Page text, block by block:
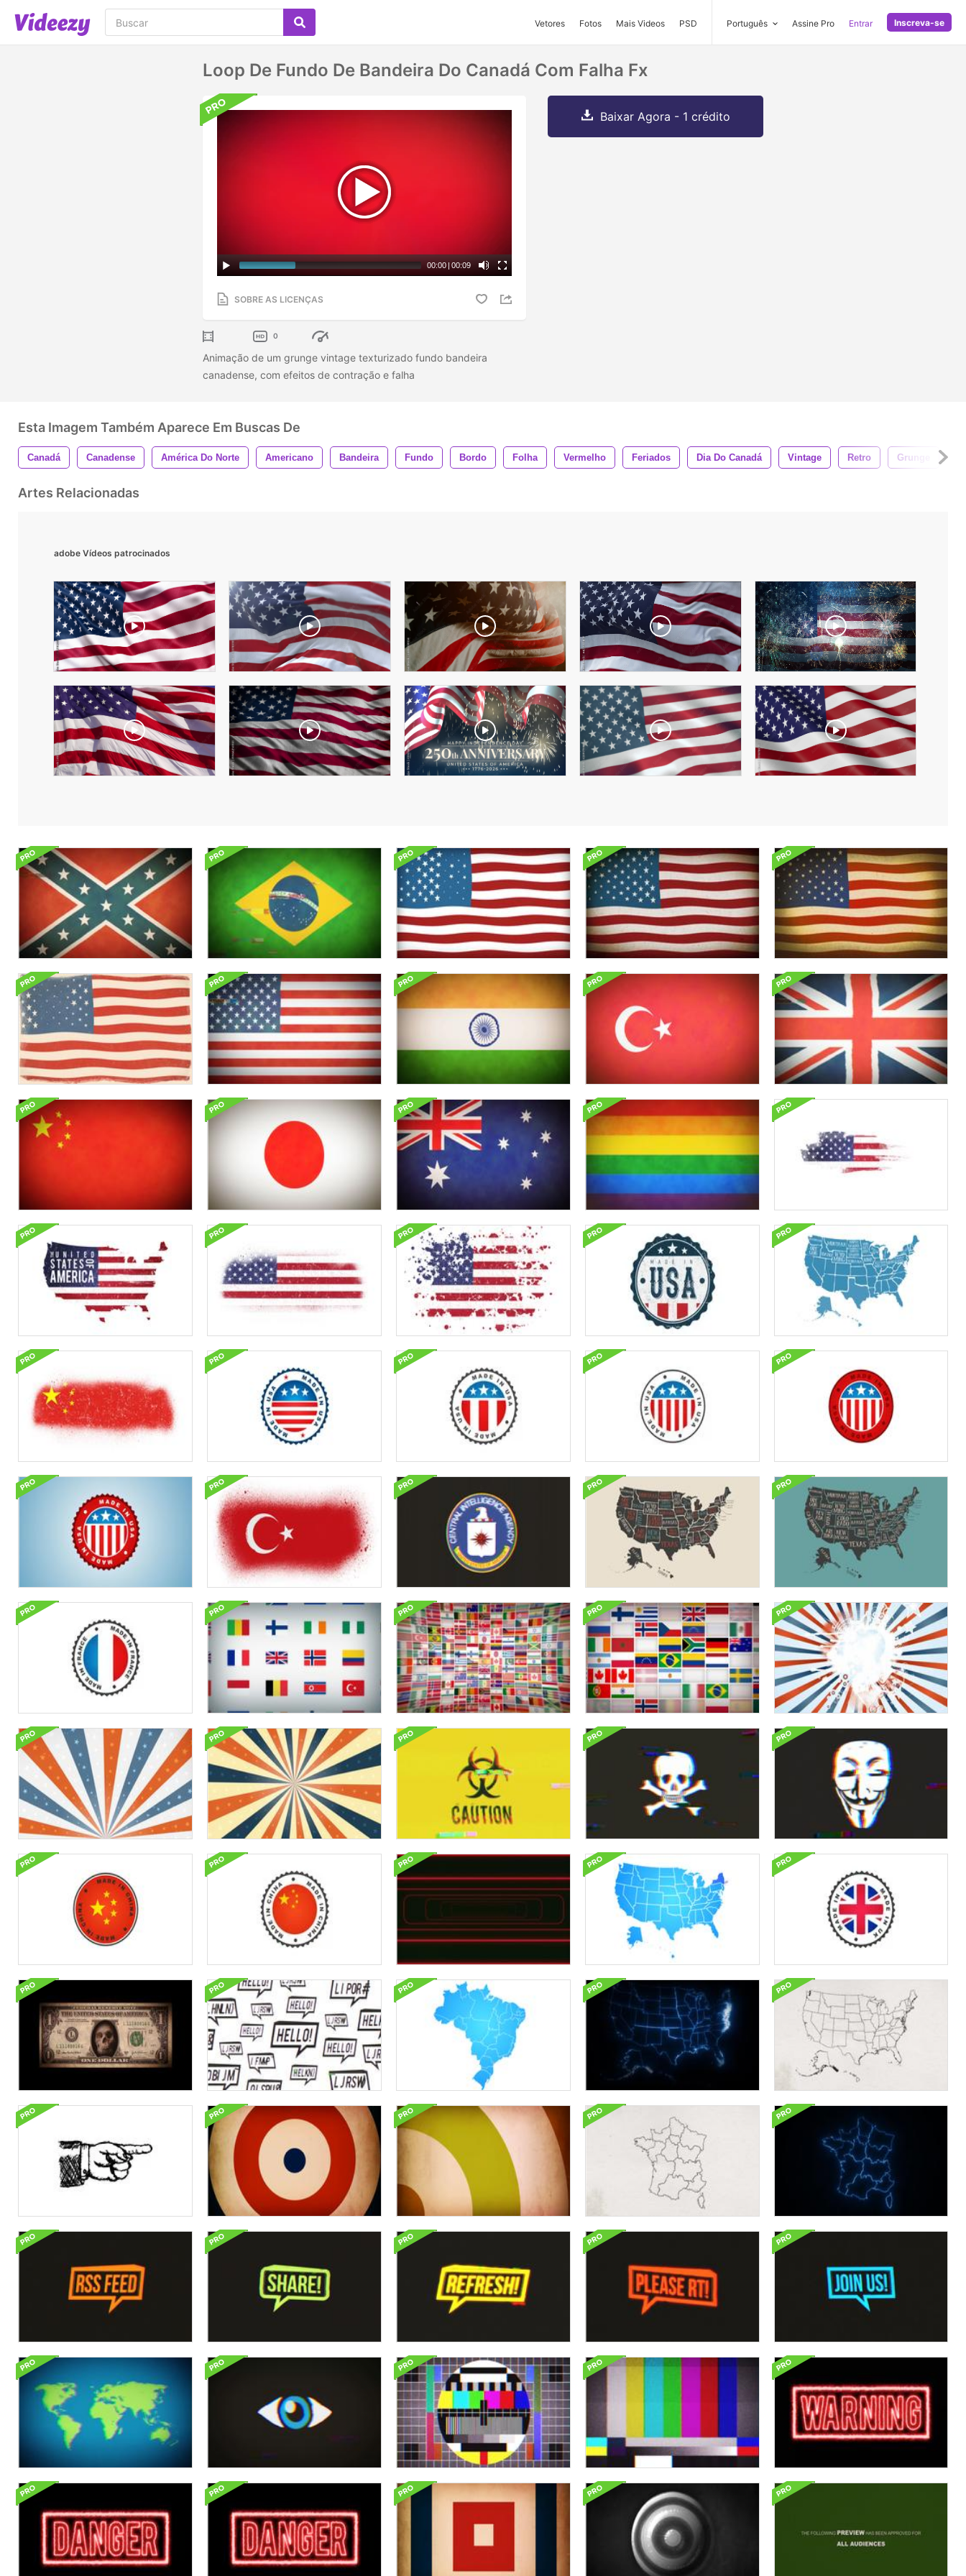
Vetores Fotos Mais Videos PSD Português Assine Pro Entrar Inscreva-se
Loop De Fundo De Bandeira Do Canadá Com Falha Fx
00:00 | 00:09
SOBRE AS LICENÇAS
0
Animação de um grunge vintage texturizado fundo bandeira
canadense, com efeitos de contração e falha
Baixar Agora - 1 crédito
Esta Imagem Também Aparece Em Buscas De
Canadá Canadense América Do Norte Americano Bandeira Fundo Bordo Folha Vermelho Feriados Dia Do Canadá Vintage Retro Grunge
Artes Relacionadas
adobe Vídeos patrocinados